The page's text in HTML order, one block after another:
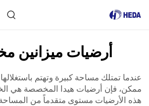
أرضيات ميزانين
عندما تمتلك مساحة كبيرة وتهتم
ممكن، فإن أرضيات هيدا المخصصة هي
هذه الأرضيات مستوى متقدماً من